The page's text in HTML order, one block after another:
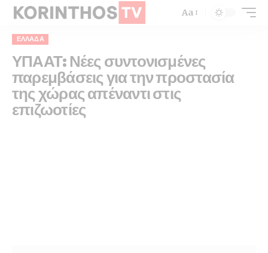
Aa
ΕΛΛΆΔΑ
ΥΠΑΑΤ: Νέες συντονισμένες
παρεμβάσεις για την προστασία
της χώρας απέναντι στις
επιζωοτίες